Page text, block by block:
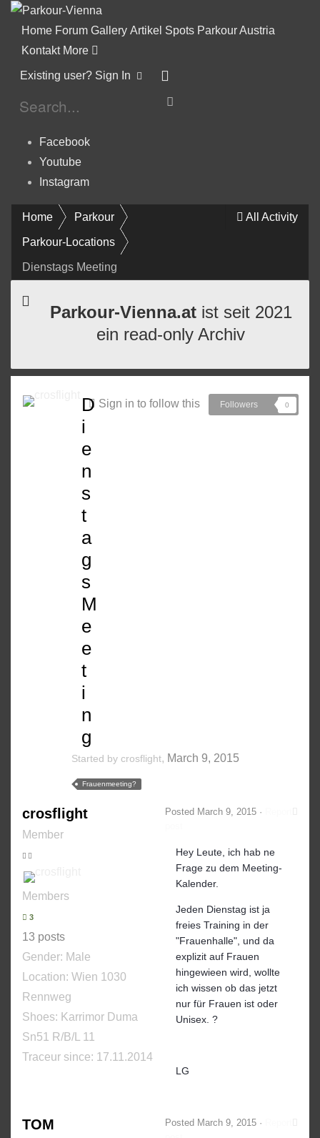
Home Forum Gallery Artikel Spots Parkour Austria
Kontakt More
Existing user? Sign In
Facebook
Youtube
Instagram
All Activity
Home Parkour
Parkour-Locations
Dienstags Meeting
Parkour-Vienna.atist seit 2021
ein read-only Archiv
Sign in to follow this Followers 0
D
i
e
n
s
t
a
g
s
M
e
e
t
i
n
g
Started by crosflight, March 9, 2015
Frauenmeeting?
crosflight
Member
Members
3
13 posts
Gender: Male
Location: Wien 1030
Rennweg
Shoes: Karrimor Duma
Sn51 R/B/L 11
Traceur since: 17.11.2014
Posted March 9, 2015 ·
Hey Leute, ich hab ne
Frage zu dem Meeting-
Kalender.
Jeden Dienstag ist ja
freies Training in der
"Frauenhalle", und da
explizit auf Frauen
hingewieen wird, wollte
ich wissen ob das jetzt
nur für Frauen ist oder
Unisex. ?
LG
TOM Posted March 9, 2015 ·